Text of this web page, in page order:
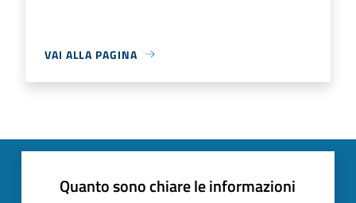
VAI ALLA PAGINA
Quanto sono chiare le informazioni